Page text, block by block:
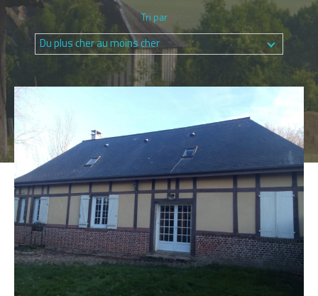
Tri par
Du plus cher au moins cher
Type de bien
Pièces
4 5+
Localisation
Surface